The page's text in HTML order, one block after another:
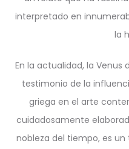
interpretado en
la
En la actualidad, la Venus
testimonio de la
griega en el arte
cuidadosamente
nobleza del tiempo, es